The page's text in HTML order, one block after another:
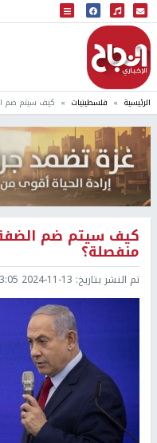
البث المباشر
إذاعة النجاح
الرئيسية فلسطينيات كيف سيتم ضم الضفة
منفصلة؟
تم النشر بتاريخ: 2024-11-13 13:05